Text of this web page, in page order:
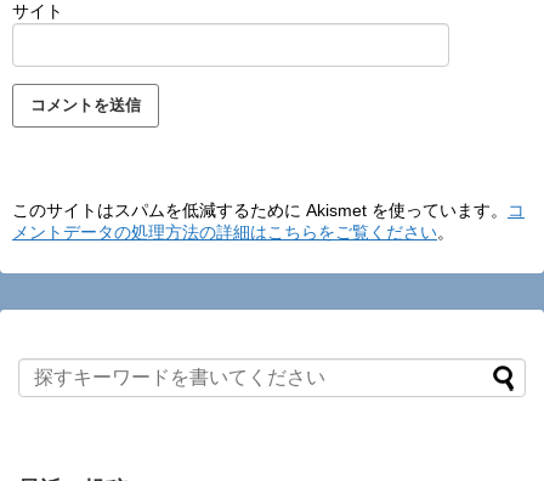
サイト
このサイトはスパムを低減するために Akismet を使っています。
コ
メントデータの処理方法の詳細はこちらをご覧ください。